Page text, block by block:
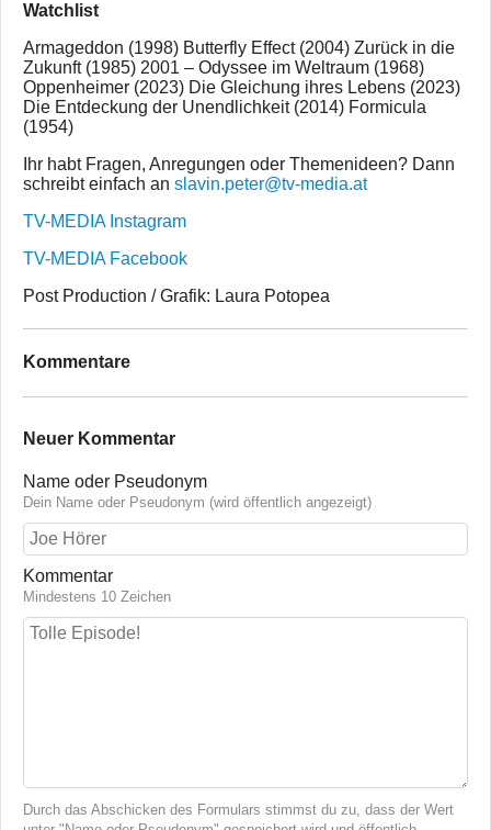
Watchlist
Armageddon (1998) Butterfly Effect (2004) Zurück in die
Zukunft (1985) 2001 – Odyssee im Weltraum (1968)
Oppenheimer (2023) Die Gleichung ihres Lebens (2023)
Die Entdeckung der Unendlichkeit (2014) Formicula
(1954)
Ihr habt Fragen, Anregungen oder Themenideen? Dann
schreibt einfach an slavin.peter@tv-media.at
TV-MEDIA Instagram
TV-MEDIA Facebook
Post Production / Grafik: Laura Potopea
Kommentare
Neuer Kommentar
Name oder Pseudonym
Dein Name oder Pseudonym (wird öffentlich angezeigt)
Kommentar
Mindestens 10 Zeichen
Durch das Abschicken des Formulars stimmst du zu, dass der Wert